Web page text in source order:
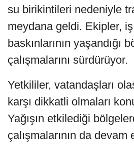
su birikintileri nedeniyle
meydana geldi. Ekipler,
baskınlarının yaşandığı
çalışmalarını sürdürüyor.
Yetkililer, vatandaşları
karşı dikkatli olmaları
Yağışın etkilediği
çalışmalarının da